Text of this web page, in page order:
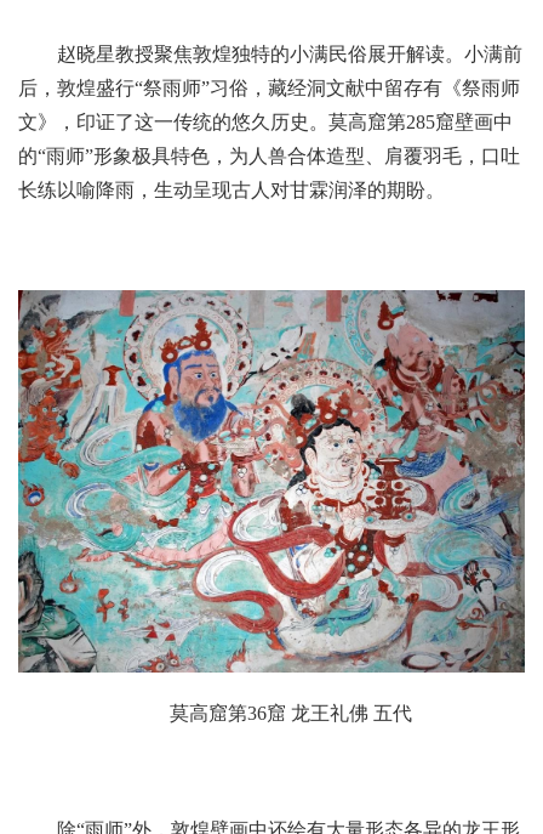
赵晓星教授聚焦敦煌独特的小满民俗展开解读。小满前
后，敦煌盛行“祭雨师”习俗，藏经洞文献中留存有《祭雨师
文》，印证了这一传统的悠久历史。莫高窟第285窟壁画中
的“雨师”形象极具特色，为人兽合体造型、肩覆羽毛，口吐
长练以喻降雨，生动呈现古人对甘霖润泽的期盼。
莫高窟第36窟 龙王礼佛 五代
除“雨师”外，敦煌壁画中还绘有大量形态各异的龙王形